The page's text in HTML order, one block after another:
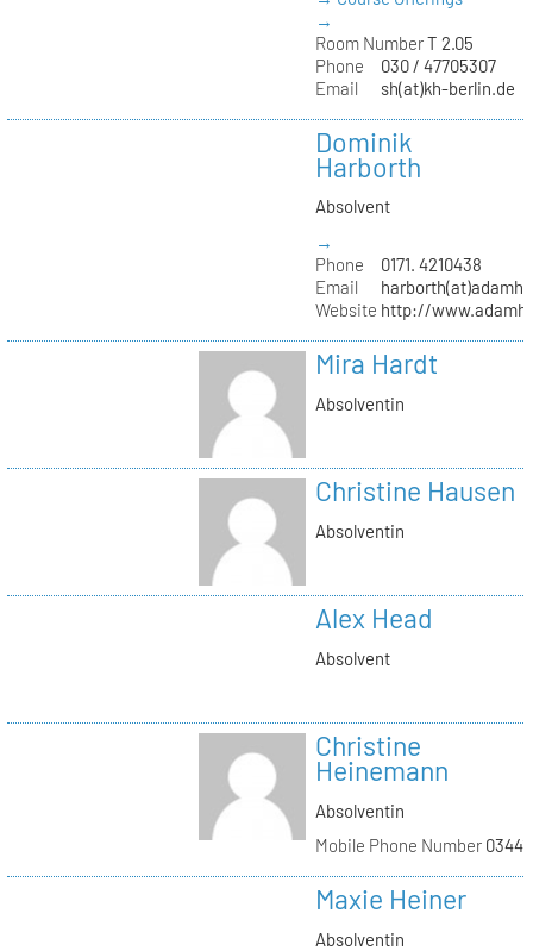
→
Room NumberT 2.05
Phone
030 / 47705307
Email
sh(at)kh-berlin.de
Dominik
Harborth
Absolvent
→
Phone
0171. 4210438
Email
Website http://
Mira Hardt
Absolventin
Christine Hausen
Absolventin
Alex Head
Absolvent
Christine
Heinemann
Absolventin
Mobile Phone Number
Maxie Heiner
Absolventin